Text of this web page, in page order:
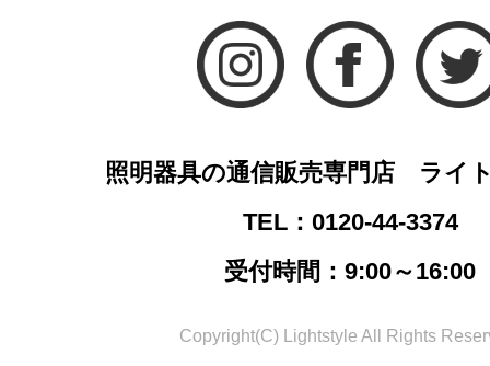
照明器具の通信販売専門店 ライ
TEL：0120-44-3374
受付時間：9:00～16:00
Copyright(C) Lightstyle All Rights